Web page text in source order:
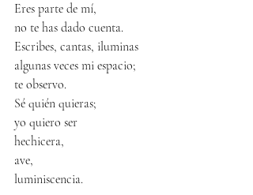
Eres parte de mí,
no te has dado cuenta.
Escribes, cantas, iluminas
algunas veces mi espacio;
te observo.
Sé quién quieras;
yo quiero ser
hechicera,
ave,
luminiscencia.